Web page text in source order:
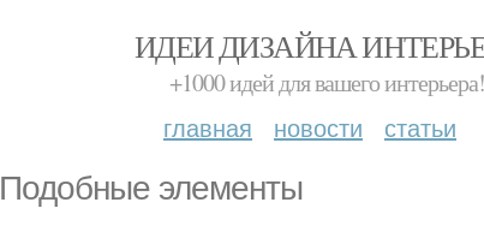
ИДЕИ ДИЗАЙНА
+1000 идей для вашего интерьера!
главная новости статьи
Подобные элементы